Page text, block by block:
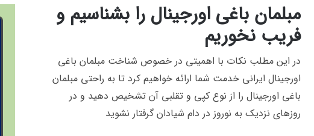
مبلمان باغی اورجینال را بشناسیم و
فریب نخوریم
در این مطلب نکات با اهمیتی در خصوص شناخت مبلمان باغی
اورجینال ایرانی خدمت شما ارائه خواهیم کرد تا به راحتی مبلمان
باغی اورجینال را از نوع کپی و تقلبی آن تشخیص دهید و در
روزهای نزدیک به نوروز در دام شیادان گرفتار نشوید